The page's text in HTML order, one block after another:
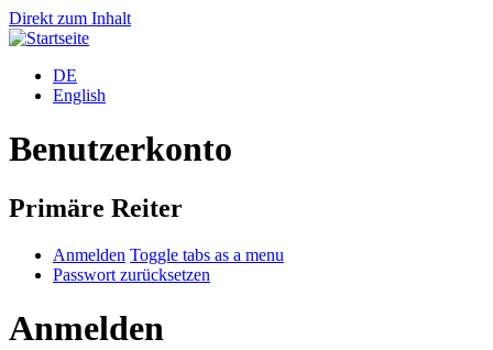
Direkt zum Inhalt
DE
English
Benutzerkonto
Primäre Reiter
Anmelden Toggle tabs as a menu
Passwort zurücksetzen
Anmelden